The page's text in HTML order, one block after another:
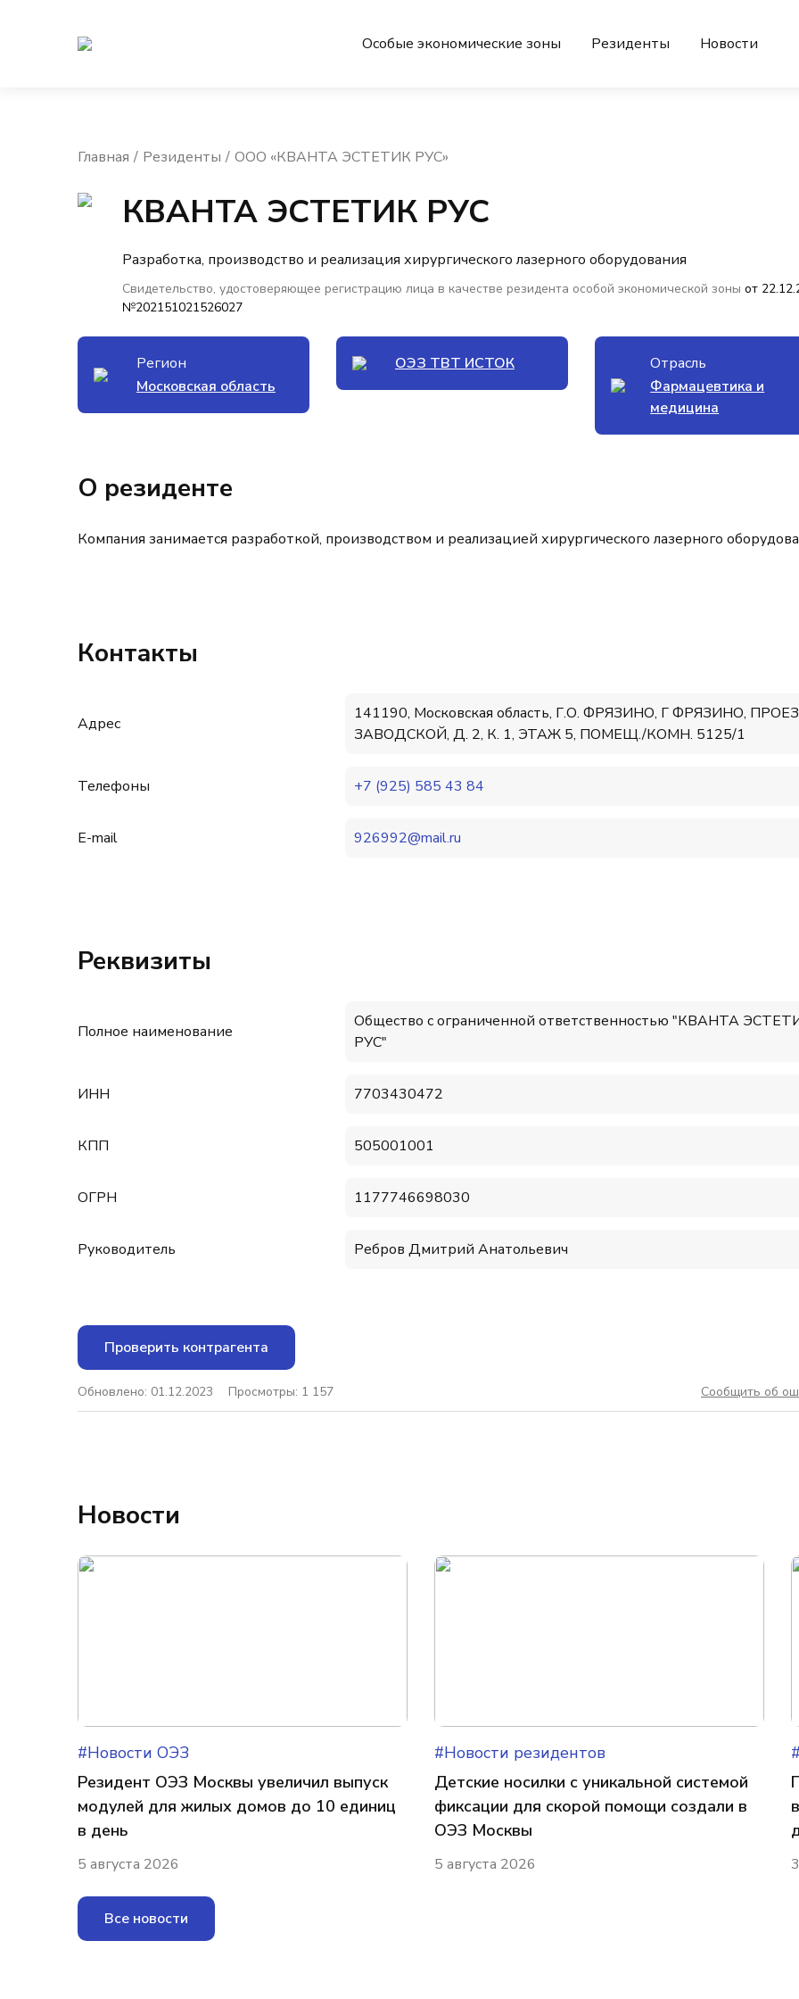
Особые экономические зоны Резиденты Новости
Главная Резиденты ООО «КВАНТА ЭСТЕТИК РУС»
КВАНТА ЭСТЕТИК РУС
Разработка, производство и реализация хирургического лазерного оборудования
Свидетельство, удостоверяющее регистрацию лица в качестве резидента особой экономической зоны от
№202151021526027
Регион
Московская область
ОЭЗ ТВТ ИСТОК
Отрасль
Фармацевтика и
медицина
О резиденте
Компания занимается разработкой, производством и реализацией хирургического лазерного
Контакты
Адрес
141190, Московская область, Г.О. ФРЯЗИНО, Г ФРЯЗИНО,
ЗАВОДСКОЙ, Д. 2, К. 1, ЭТАЖ 5, ПОМЕЩ./КОМН. 5125/1
Телефоны +7 (925) 585 43 84
E-mail 926992@mail.ru
Реквизиты
Полное наименование
Общество с ограниченной ответственностью "КВАНТА
РУС"
ИНН 7703430472
КПП 505001001
ОГРН 1177746698030
Руководитель Ребров Дмитрий Анатольевич
Проверить контрагента
Обновлено: 01.12.2023 Просмотры: 1 157 Сообщить об
Новости
#Новости ОЭЗ
Резидент ОЭЗ Москвы увеличил выпуск
модулей для жилых домов до 10 единиц
в день
5 августа 2026
#Новости резидентов
Детские носилки с уникальной системой
фиксации для скорой помощи создали в
ОЭЗ Москвы
5 августа 2026
Все новости